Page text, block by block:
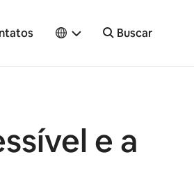
Buscar
e a